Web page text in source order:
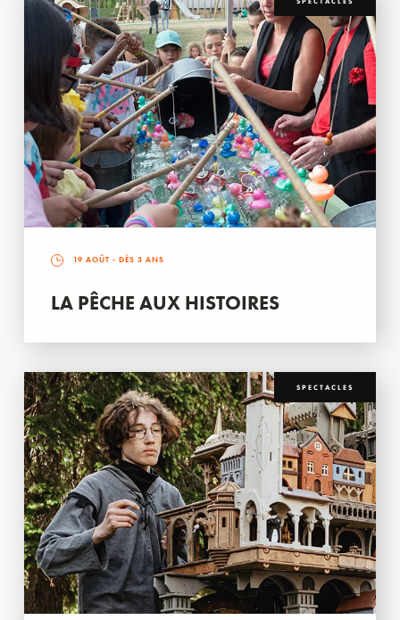
19 AOÛT - DÈS 3 ANS
LA PÊCHE AUX HISTOIRES
SPECTACLES